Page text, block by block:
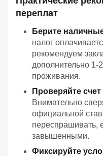
переплат
Берите
налог
рекомендуем
дополнительно 1-
проживания.
Проверяйте
Внимательно
официальной
переспрашивать,
завышенными.
Фиксируйте